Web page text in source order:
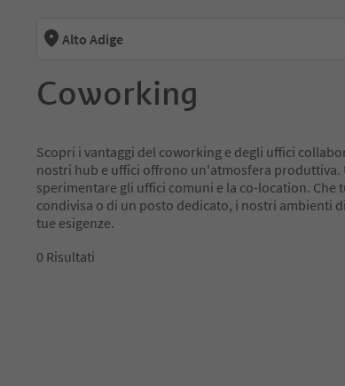
Alto Adige
Coworking
Scopri i vantaggi del coworking e degli uffici
nostri hub e uffici offrono un'atmosfera
sperimentare gli uffici comuni e la co-location. Che
condivisa o di un posto dedicato, i nostri ambienti
tue esigenze.
0 Risultati